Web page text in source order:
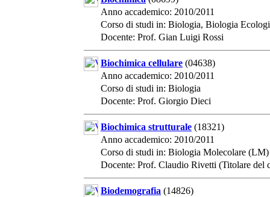
Anno accademico: 2010/2011
Corso di studi in: Biologia, Biologia
Docente: Prof. Gian Luigi Rossi
Biochimica cellulare (04638)
Anno accademico: 2010/2011
Corso di studi in: Biologia
Docente: Prof. Giorgio Dieci
Biochimica strutturale (18321)
Anno accademico: 2010/2011
Corso di studi in: Biologia Molecolare (LM)
Docente: Prof. Claudio Rivetti (Titolare del
Biodemografia (14826)